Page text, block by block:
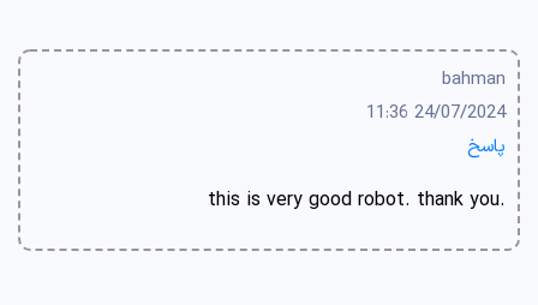
bahman
24/07/2024 11:36
پاسخ
.this is very good robot. thank you